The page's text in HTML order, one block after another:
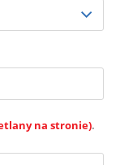
na stronie).